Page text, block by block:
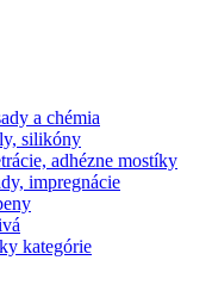
a chémia
silikóny
adhézne mostíky
impregnácie
kategórie